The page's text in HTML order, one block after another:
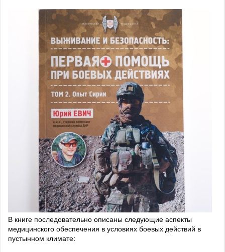
В книге последовательно описаны следующие аспекты
медицинского обеспечения в условиях боевых действий в
пустынном климате: